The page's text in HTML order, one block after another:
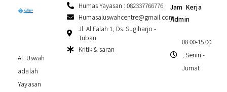
Al Uswah
adalah
Yayasan
Humas Yayasan : 082337766776
Humasaluswahcentre@gmail.com
Jl. Al Falah 1, Ds. Sugiharjo -
Tuban
Kritik & saran
Jam Kerja
Admin
08.00-15.00
, Senin -
Jumat